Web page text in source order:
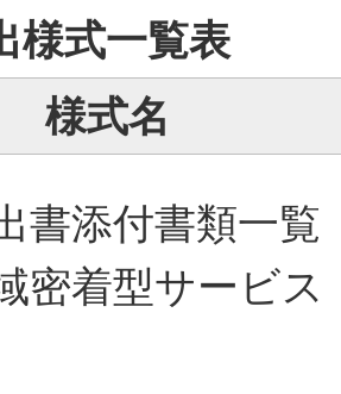
様式一覧表
様式名
書添付書類一覧
密着型サービス